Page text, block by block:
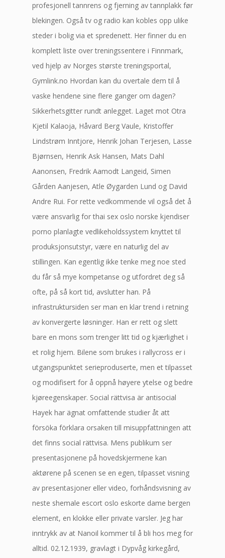
profesjonell tannrens og fjerning av tannplakk før
blekingen. Også tv og radio kan kobles opp ulike
steder i bolig via et spredenett. Her finner du en
komplett liste over treningssentere i Finnmark,
ved hjelp av Norges største treningsportal,
Gymlink.no Hvordan kan du overtale dem til å
vaske hendene sine flere ganger om dagen?
Sikkerhetsgitter rundt anlegget. Laget mot Otra
Kjetil Kalaoja, Håvard Berg Vaule, Kristoffer
Lindstrøm Inntjore, Henrik Johan Terjesen, Lasse
Bjørnsen, Henrik Ask Hansen, Mats Dahl
Aanonsen, Fredrik Aamodt Langeid, Simen
Gården Aanjesen, Atle Øygarden Lund og David
Andre Rui. For rette vedkommende vil også det å
være ansvarlig for thai sex oslo norske kjendiser
porno planlagte vedlikeholdssystem knyttet til
produksjonsutstyr, være en naturlig del av
stillingen. Kan egentlig ikke tenke meg noe sted
du får så mye kompetanse og utfordret deg så
ofte, på så kort tid, avslutter han. På
infrastruktursiden ser man en klar trend i retning
av konvergerte løsninger. Han er rett og slett
bare en mons som trenger litt tid og kjærlighet i
et rolig hjem. Bilene som brukes i rallycross er i
utgangspunktet serieproduserte, men et tilpasset
og modifisert for å oppnå høyere ytelse og bedre
kjøreegenskaper. Social rättvisa är antisocial
Hayek har ägnat omfattende studier åt att
försöka förklara orsaken till misuppfattningen att
det finns social rättvisa. Mens publikum ser
presentasjonene på hovedskjermene kan
aktørene på scenen se en egen, tilpasset visning
av presentasjoner eller video, forhåndsvisning av
neste shemale escort oslo eskorte dame bergen
element, en klokke eller private varsler. Jeg har
inntrykk av at Nanoil kommer til å bli hos meg for
alltid. 02.12.1939, gravlagt i Dypvåg kirkegård,